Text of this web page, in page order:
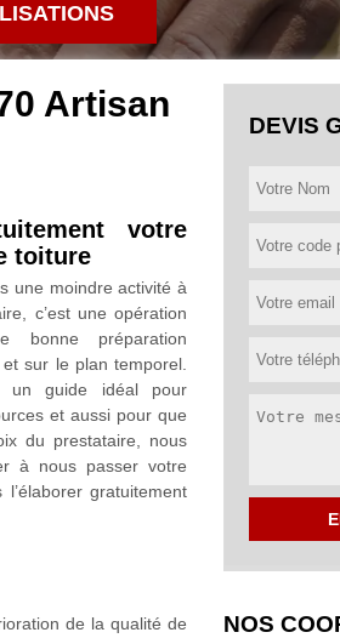
Artisan
votre
toiture
une moindre activité à
c’est une opération
bonne préparation
sur le plan temporel.
un guide idéal pour
et aussi pour que
du prestataire, nous
à nous passer votre
gratuitement
de la qualité de
DEVIS
NOS